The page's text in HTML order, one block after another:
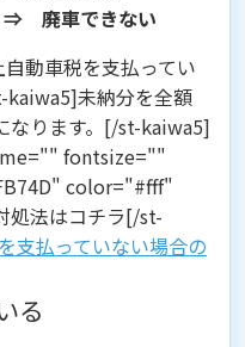
⇒ 廃車できない
動車税を支払ってい
kaiwa5]未納分を全額
なります。[/st-kaiwa5]
fontsize=""
color="#fff"
処法はコチラ[/st-
支払っていない場合の
る